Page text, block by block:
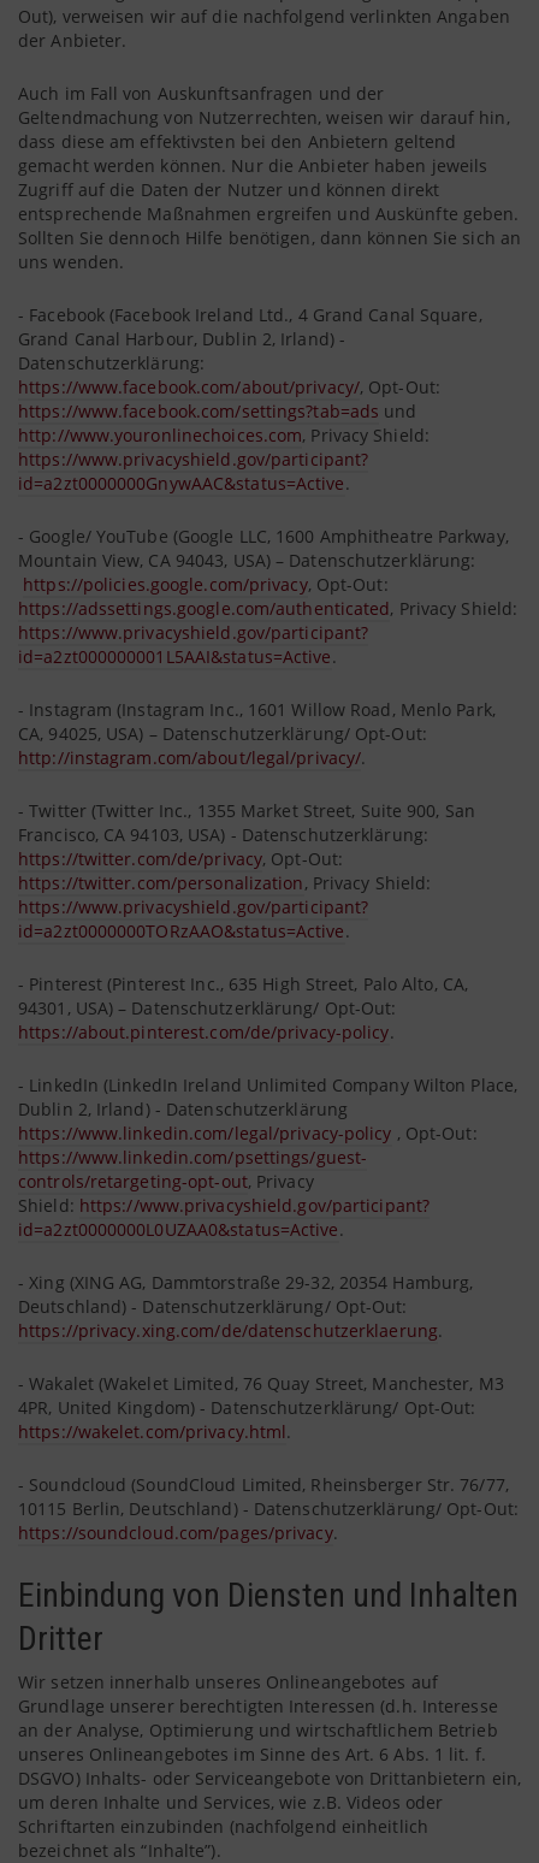
Out), verweisen wir auf die nachfolgend verlinkten Angaben
der Anbieter.
Auch im Fall von Auskunftsanfragen und der
Geltendmachung von Nutzerrechten, weisen wir darauf hin,
dass diese am effektivsten bei den Anbietern geltend
gemacht werden können. Nur die Anbieter haben jeweils
Zugriff auf die Daten der Nutzer und können direkt
entsprechende Maßnahmen ergreifen und Auskünfte geben.
Sollten Sie dennoch Hilfe benötigen, dann können Sie sich an
uns wenden.
- Facebook (Facebook Ireland Ltd., 4 Grand Canal Square,
Grand Canal Harbour, Dublin 2, Irland) -
Datenschutzerklärung:
https://www.facebook.com/about/privacy/, Opt-Out:
https://www.facebook.com/settings?tab=ads und
http://www.youronlinechoices.com, Privacy Shield:
https://www.privacyshield.gov/participant?
id=a2zt0000000GnywAAC&status=Active.
- Google/ YouTube (Google LLC, 1600 Amphitheatre Parkway,
Mountain View, CA 94043, USA) – Datenschutzerklärung:
https://policies.google.com/privacy, Opt-Out:
https://adssettings.google.com/authenticated, Privacy Shield:
https://www.privacyshield.gov/participant?
id=a2zt000000001L5AAI&status=Active.
- Instagram (Instagram Inc., 1601 Willow Road, Menlo Park,
CA, 94025, USA) – Datenschutzerklärung/ Opt-Out:
http://instagram.com/about/legal/privacy/.
- Twitter (Twitter Inc., 1355 Market Street, Suite 900, San
Francisco, CA 94103, USA) - Datenschutzerklärung:
https://twitter.com/de/privacy, Opt-Out:
https://twitter.com/personalization, Privacy Shield:
https://www.privacyshield.gov/participant?
id=a2zt0000000TORzAAO&status=Active.
- Pinterest (Pinterest Inc., 635 High Street, Palo Alto, CA,
94301, USA) – Datenschutzerklärung/ Opt-Out:
https://about.pinterest.com/de/privacy-policy.
- LinkedIn (LinkedIn Ireland Unlimited Company Wilton Place,
Dublin 2, Irland) - Datenschutzerklärung
https://www.linkedin.com/legal/privacy-policy , Opt-Out:
https://www.linkedin.com/psettings/guest-
controls/retargeting-opt-out, Privacy
Shield: https://www.privacyshield.gov/participant?
id=a2zt0000000L0UZAA0&status=Active.
- Xing (XING AG, Dammtorstraße 29-32, 20354 Hamburg,
Deutschland) - Datenschutzerklärung/ Opt-Out:
https://privacy.xing.com/de/datenschutzerklaerung.
- Wakalet (Wakelet Limited, 76 Quay Street, Manchester, M3
4PR, United Kingdom) - Datenschutzerklärung/ Opt-Out:
https://wakelet.com/privacy.html.
- Soundcloud (SoundCloud Limited, Rheinsberger Str. 76/77,
10115 Berlin, Deutschland) - Datenschutzerklärung/ Opt-Out:
https://soundcloud.com/pages/privacy.
Einbindung von Diensten und Inhalten
Dritter
Wir setzen innerhalb unseres Onlineangebotes auf
Grundlage unserer berechtigten Interessen (d.h. Interesse
an der Analyse, Optimierung und wirtschaftlichem Betrieb
unseres Onlineangebotes im Sinne des Art. 6 Abs. 1 lit. f.
DSGVO) Inhalts- oder Serviceangebote von Drittanbietern ein,
um deren Inhalte und Services, wie z.B. Videos oder
Schriftarten einzubinden (nachfolgend einheitlich
bezeichnet als “Inhalte”).